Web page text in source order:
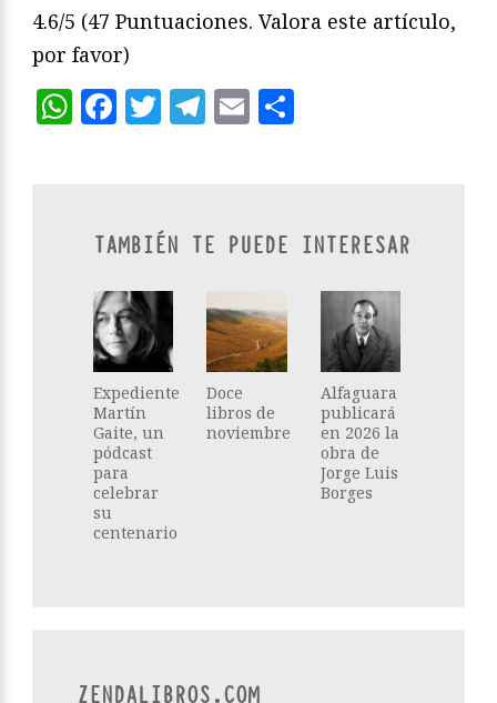
4.6/5 (47 Puntuaciones. Valora este artículo,
por favor)
WhatsApp
Facebook
Twitter
Telegram
Email
TAMBIÉN TE PUEDE INTERESAR
Expediente
Martín
Gaite, un
pódcast
para
celebrar
su
centenario
Doce
libros de
noviembre
Alfaguara
publicará
en 2026 la
obra de
Jorge Luis
Borges
ZENDALIBROS.COM